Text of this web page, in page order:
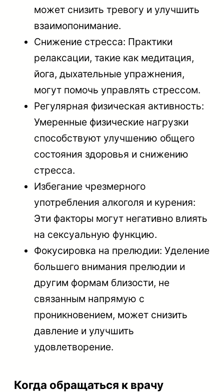
может снизить тревогу и улучшить
взаимопонимание.
Снижение стресса: Практики
релаксации, такие как медитация,
йога, дыхательные упражнения,
могут помочь управлять стрессом.
Регулярная физическая активность:
Умеренные физические нагрузки
способствуют улучшению общего
состояния здоровья и снижению
стресса.
Избегание чрезмерного
употребления алкоголя и курения:
Эти факторы могут негативно влиять
на сексуальную функцию.
Фокусировка на прелюдии: Уделение
большего внимания прелюдии и
другим формам близости, не
связанным напрямую с
проникновением, может снизить
давление и улучшить
удовлетворение.
Когда обращаться к врачу